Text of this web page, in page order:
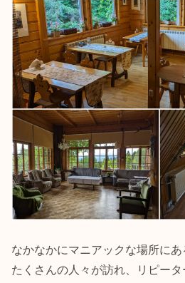
なかなかにマニアックな場所に
たくさんの人々が訪れ、リピー